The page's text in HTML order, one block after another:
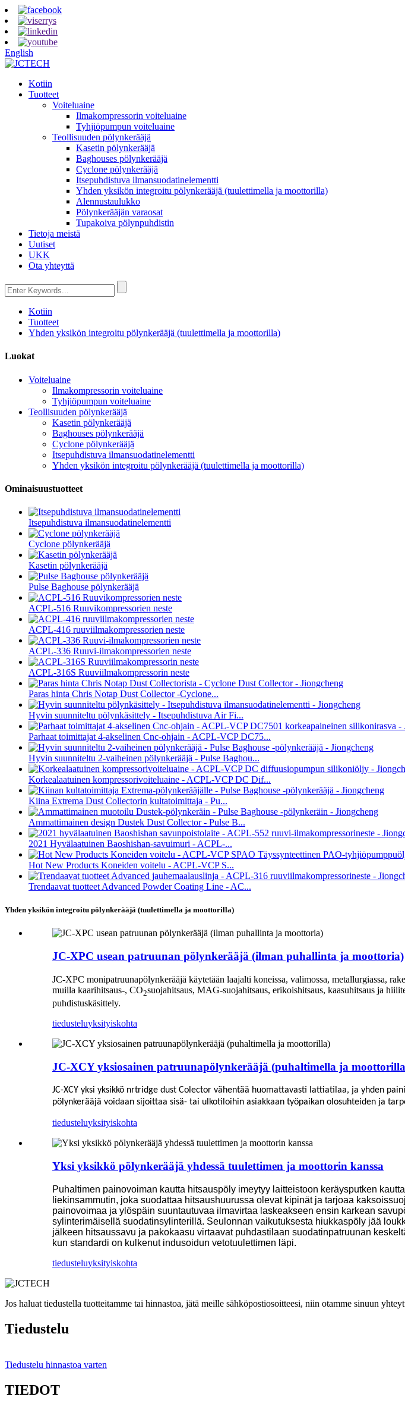
English
Kotiin
Tuotteet
Voiteluaine
Ilmakompressorin voiteluaine
Tyhjiöpumpun voiteluaine
Teollisuuden pölynkerääjä
Kasetin pölynkerääjä
Baghouses pölynkerääjä
Cyclone pölynkerääjä
Itsepuhdistuva ilmansuodatinelementti
Yhden yksikön integroitu pölynkerääjä (tuulettimella ja moottorilla)
Alennustaulukko
Pölynkerääjän varaosat
Tupakoiva pölynpuhdistin
Tietoja meistä
Uutiset
UKK
Ota yhteyttä
Kotiin
Tuotteet
Yhden yksikön integroitu pölynkerääjä (tuulettimella ja moottorilla)
Luokat
Voiteluaine
Ilmakompressorin voiteluaine
Tyhjiöpumpun voiteluaine
Teollisuuden pölynkerääjä
Kasetin pölynkerääjä
Baghouses pölynkerääjä
Cyclone pölynkerääjä
Itsepuhdistuva ilmansuodatinelementti
Yhden yksikön integroitu pölynkerääjä (tuulettimella ja moottorilla)
Ominaisuustuotteet
Itsepuhdistuva ilmansuodatinelementti
Cyclone pölynkerääjä
Kasetin pölynkerääjä
Pulse Baghouse pölynkerääjä
ACPL-516 Ruuvikompressorien neste
ACPL-416 ruuviilmakompressorien neste
ACPL-336 Ruuvi-ilmakompressorien neste
ACPL-316S Ruuviilmakompressorin neste
Paras hinta Chris Notap Dust Collector -Cyclone...
Hyvin suunniteltu pölynkäsittely - Itsepuhdistuva Air Fi...
Parhaat toimittajat 4-akselinen Cnc-ohjain - ACPL-VCP DC75...
Hyvin suunniteltu 2-vaiheinen pölynkerääjä - Pulse Baghou...
Korkealaatuinen kompressorivoiteluaine - ACPL-VCP DC Dif...
Kiina Extrema Dust Collectorin kultatoimittaja - Pu...
Ammattimainen design Dustek Dust Collector - Pulse B...
2021 Hyvälaatuinen Baoshishan-savuimuri - ACPL-...
Hot New Products Koneiden voitelu - ACPL-VCP S...
Trendaavat tuotteet Advanced Powder Coating Line - AC...
Yhden yksikön integroitu pölynkerääjä (tuulettimella ja moottorilla)
JC-XPC usean patruunan pölynkerääjä (ilman puhallinta ja moottoria)
JC-XPC monipatruunapölynkerääjä käytetään laajalti koneissa, valimossa, metallurgiassa,
muilla kaarihitsaus-, CO2suojahitsaus, MAG-suojahitsaus, erikoishitsaus, kaasuhitsaus ja
puhdistuskäsittely.
tiedusteluyksityiskohta
JC-XCY yksiosainen patruunapölynkerääjä (puhaltimella ja
JC-XCY yksi yksikkö nrtridge dust Colector vähentää huomattavasti lattiatilaa, ja yhden
pölynkerääjä voidaan sijoittaa sisä- tai ulkotiloihin asiakkaan työpaikan olosuhteiden ja
tiedusteluyksityiskohta
Yksi yksikkö pölynkerääjä yhdessä tuulettimen ja moottorin kanssa
Puhaltimen painovoiman kautta hitsauspöly imeytyy laitteistoon keräysputken
liekinsammutin, joka suodattaa hitsaushuurussa olevat kipinät ja tarjoaa
painovoimaa ja ylöspäin suuntautuvaa ilmavirtaa laskeakseen ensin karkean
sylinterimäisellä suodatinsylinterillä. Seulonnan vaikutuksesta hiukkaspöly jää
jälkeen hitsaussavu ja pakokaasu virtaavat puhdastilaan suodatinpatruunan
kun standardi on kulkenut indusoidun vetotuulettimen läpi.
tiedusteluyksityiskohta
Jos haluat tiedustella tuotteitamme tai hinnastoa, jätä meille sähköpostiosoitteesi, niin otamme sinuun
Tiedustelu
Tiedustelu hinnastoa varten
TIEDOT